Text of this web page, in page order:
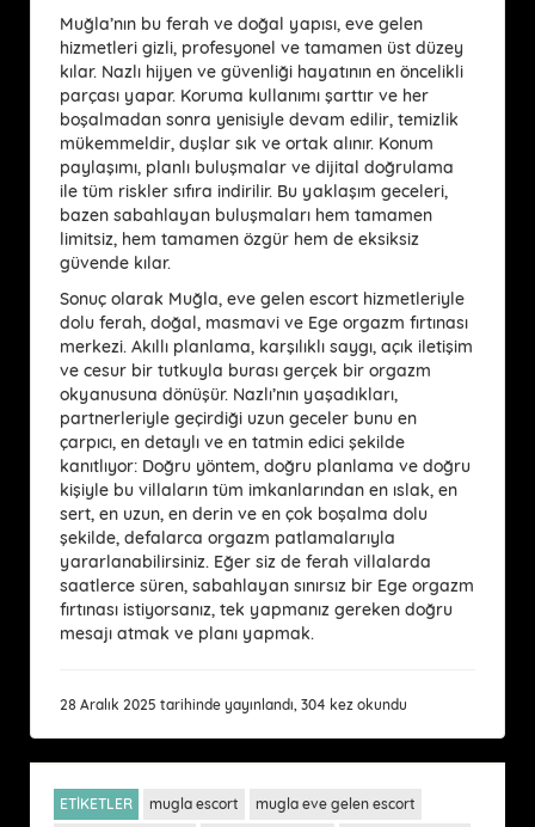
Muğla’nın bu ferah ve doğal yapısı, eve gelen
hizmetleri gizli, profesyonel ve tamamen üst düzey
kılar. Nazlı hijyen ve güvenliği hayatının en öncelikli
parçası yapar. Koruma kullanımı şarttır ve her
boşalmadan sonra yenisiyle devam edilir, temizlik
mükemmeldir, duşlar sık ve ortak alınır. Konum
paylaşımı, planlı buluşmalar ve dijital doğrulama
ile tüm riskler sıfıra indirilir. Bu yaklaşım geceleri,
bazen sabahlayan buluşmaları hem tamamen
limitsiz, hem tamamen özgür hem de eksiksiz
güvende kılar.
Sonuç olarak Muğla, eve gelen escort hizmetleriyle
dolu ferah, doğal, masmavi ve Ege orgazm fırtınası
merkezi. Akıllı planlama, karşılıklı saygı, açık iletişim
ve cesur bir tutkuyla burası gerçek bir orgazm
okyanusuna dönüşür. Nazlı’nın yaşadıkları,
partnerleriyle geçirdiği uzun geceler bunu en
çarpıcı, en detaylı ve en tatmin edici şekilde
kanıtlıyor: Doğru yöntem, doğru planlama ve doğru
kişiyle bu villaların tüm imkanlarından en ıslak, en
sert, en uzun, en derin ve en çok boşalma dolu
şekilde, defalarca orgazm patlamalarıyla
yararlanabilirsiniz. Eğer siz de ferah villalarda
saatlerce süren, sabahlayan sınırsız bir Ege orgazm
fırtınası istiyorsanız, tek yapmanız gereken doğru
mesajı atmak ve planı yapmak.
28 Aralık 2025 tarihinde yayınlandı, 304 kez okundu
ETİKETLER mugla escort
mugla eve gelen escort